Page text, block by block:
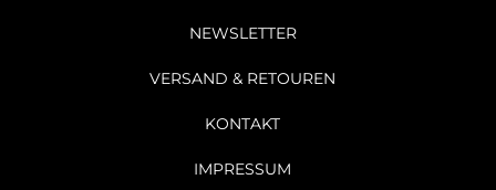
NEWSLETTER
VERSAND & RETOUREN
KONTAKT
IMPRESSUM